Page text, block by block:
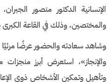
الإنسانية الدكتور منصور
والمختصين، وذلك في القاعة
وشاهد سعادته والحضور عرضًا
والإنجاز»، استعرض أبرز منجزات